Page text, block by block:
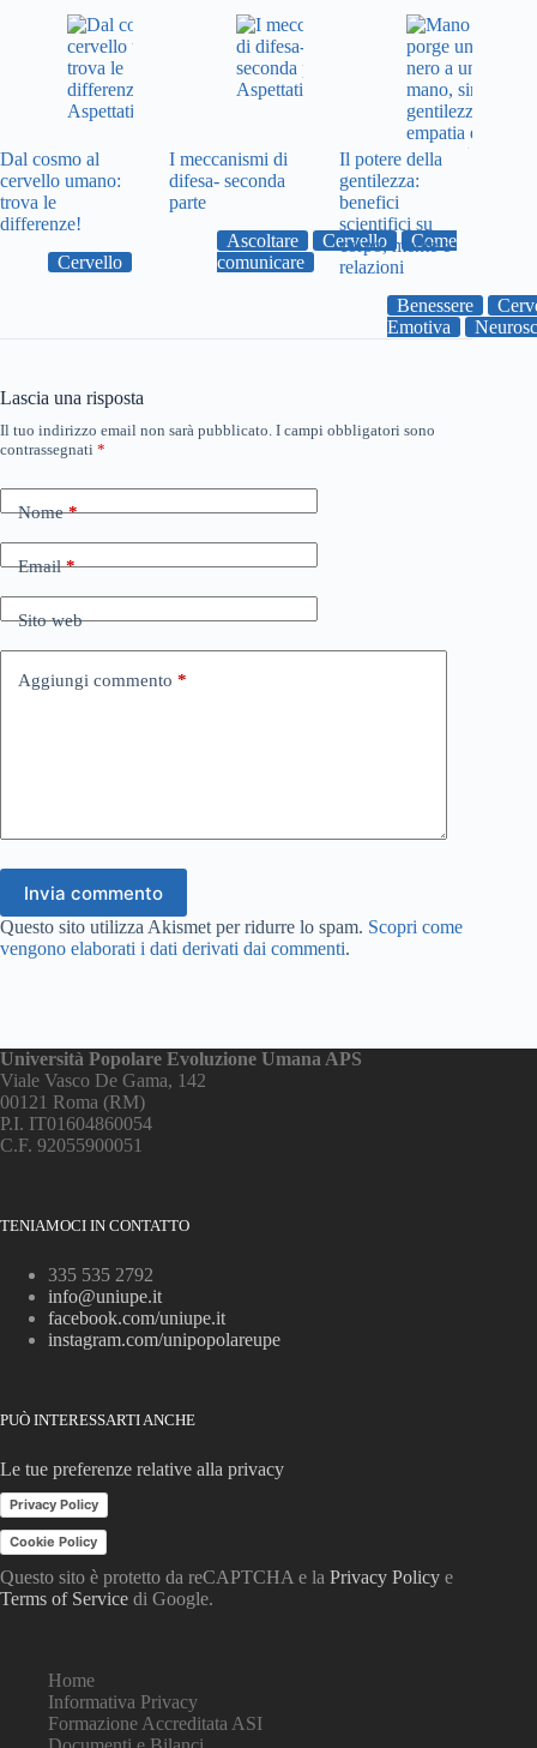
Dal cosmo al
cervello umano:
trova le
differenze!
Cervello
I meccanismi di
difesa- seconda
parte
Ascoltare
Cervello
Come
comunicare
Il potere della
gentilezza:
benefici
scientifici su
corpo, mente e
relazioni
Benessere
Emotiva
Lascia una risposta
Il tuo indirizzo email non sarà pubblicato. I campi obbligatori sono
contrassegnati *
Nome*
Email*
Sito web
Aggiungi commento *
Invia commento
Questo sito utilizza Akismet per ridurre lo spam. Scopri come
vengono elaborati i dati derivati dai commenti.
Università Popolare Evoluzione Umana APS
Viale Vasco De Gama, 142
00121 Roma (RM)
P.I. IT01604860054
C.F. 92055900051
TENIAMOCI IN CONTATTO
335 535 2792
info@uniupe.it
facebook.com/uniupe.it
instagram.com/unipopolareupe
PUÒ INTERESSARTI ANCHE
Le tue preferenze relative alla privacy
Privacy Policy
Cookie Policy
Questo sito è protetto da reCAPTCHA e la Privacy Policy e
Terms of Service di Google.
Home
Informativa Privacy
Formazione Accreditata ASI